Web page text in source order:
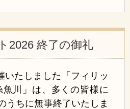
2026 終了の御礼
いたしました「フィリッ
川」は、多くの皆様に
うちに無事終了いたしま